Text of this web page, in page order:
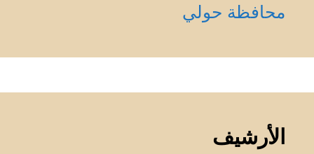
محافظة حولي
الأرشيف